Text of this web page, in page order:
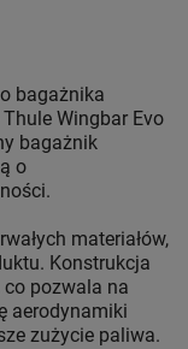
bagażnika
Wingbar Evo
bagażnik
o
materiałów,
Konstrukcja
pozwala na
aerodynamiki
zużycie paliwa.